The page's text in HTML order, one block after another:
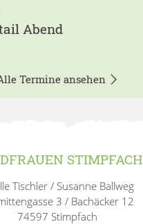
Abend
Termine ansehen
STIMPFACH
Tischler / Susanne Ballweg
3 / Bachäcker 12
74597 Stimpfach